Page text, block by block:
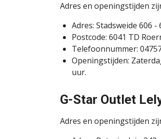
Adres en openingstijden
Adres: Stadsweide 606 -
Postcode: 6041 TD
Telefoonnummer:
Openingstijden:
uur.
G-Star Outlet
Adres en openingstijden